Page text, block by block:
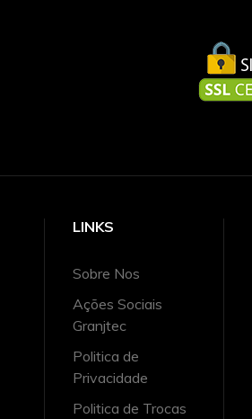
LINKS
Sobre Nos
Ações Sociais
Granjtec
Politica de
Privacidade
Politica de Trocas